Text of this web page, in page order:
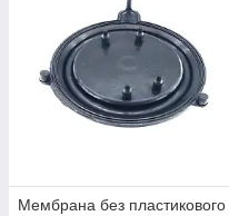
Мембрана без пластикового